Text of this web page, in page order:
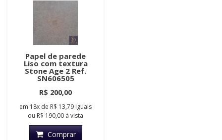
Papel de parede
Liso com textura
Stone Age 2 Ref.
SN606505
R$ 200,00
em 18x de R$ 13,79 iguais
ou R$ 190,00 à vista
Comprar